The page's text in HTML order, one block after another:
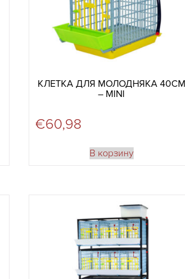
КЛЕТКА ДЛЯ МОЛОДНЯКА 40СМ
– MINI
€60,98
В корзину